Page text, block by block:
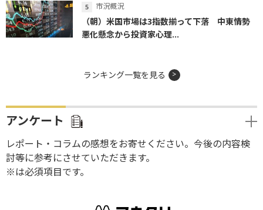
市況概況
（朝）米国市場は3指数揃って下落 中東情勢
悪化懸念から投資家心理...
ランキング一覧を見る
アンケート
レポート・コラムの感想をお寄せください。今後の内容検
討等に参考にさせていただきます。
※は必須項目です。